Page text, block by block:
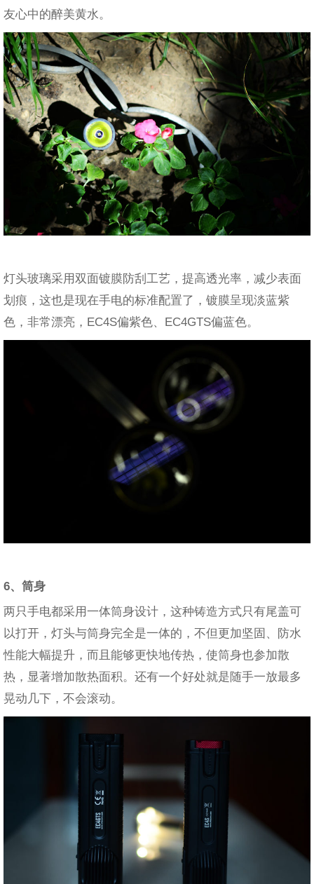
友心中的醉美黄水。
灯头玻璃采用双面镀膜防刮工艺，提高透光率，减少表面
划痕，这也是现在手电的标准配置了，镀膜呈现淡蓝紫
色，非常漂亮，EC4S偏紫色、EC4GTS偏蓝色。
6、筒身
两只手电都采用一体筒身设计，这种铸造方式只有尾盖可
以打开，灯头与筒身完全是一体的，不但更加坚固、防水
性能大幅提升，而且能够更快地传热，使筒身也参加散
热，显著增加散热面积。还有一个好处就是随手一放最多
晃动几下，不会滚动。